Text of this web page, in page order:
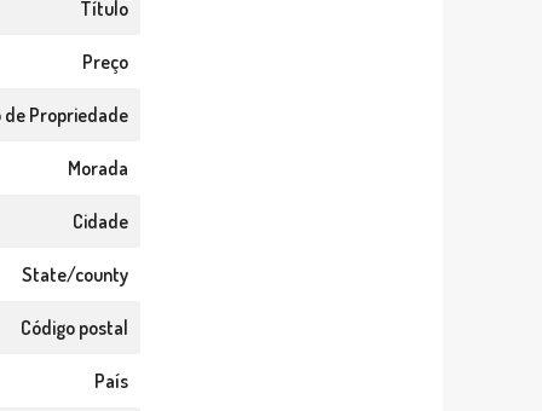
Título
Preço
de Propriedade
Morada
Cidade
State/county
Código postal
País